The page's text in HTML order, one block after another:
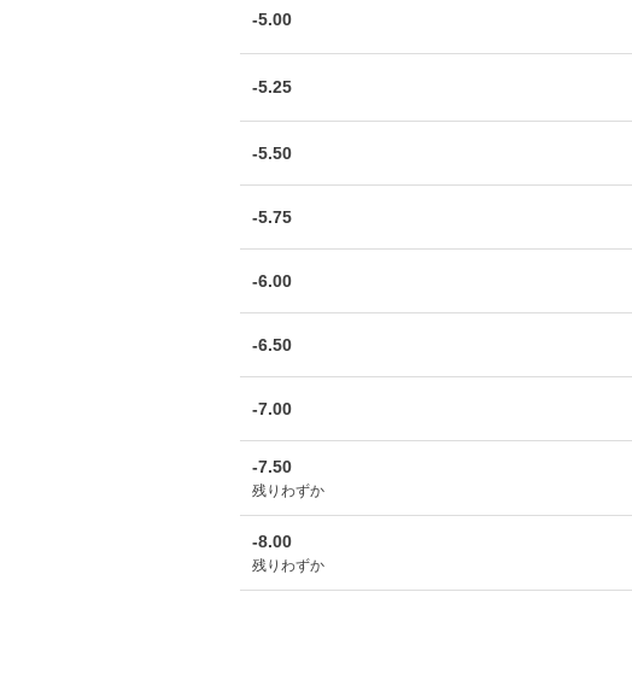
-5.00
-5.25
-5.50
-5.75
-6.00
-6.50
-7.00
-7.50
残りわずか
-8.00
残りわずか